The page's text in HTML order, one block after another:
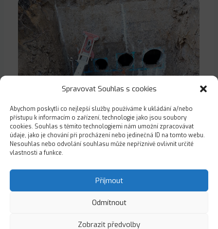
Spravovat Souhlas s cookies
Abychom poskytli co nejlepší služby, používáme k ukládání a/nebo
přístupu k informacím o zařízení, technologie jako jsou soubory
cookies. Souhlas s těmito technologiemi nám umožní zpracovávat
údaje, jako je chování při procházení nebo jedinečná ID na tomto webu.
Nesouhlas nebo odvolání souhlasu může nepříznivě ovlivnit určité
vlastnosti a funkce.
Příjmout
Odmítnout
Zobrazit předvolby